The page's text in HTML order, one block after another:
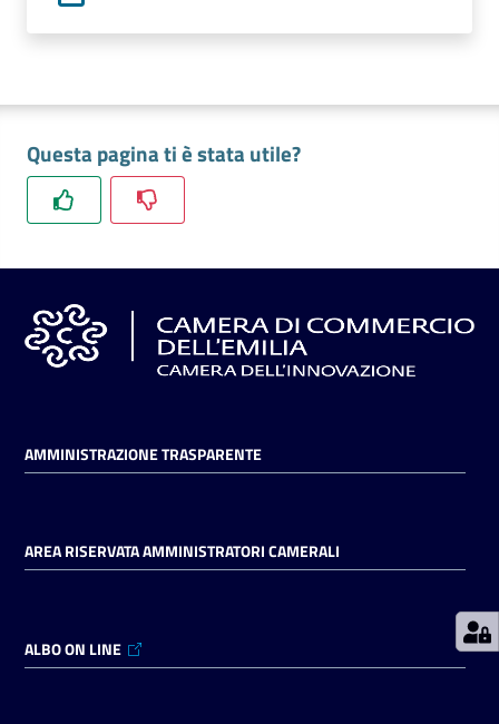
il
L'impresa
in
digitale
Prenotazioni
on line
on line
Accedi
Questa pagina ti è stata utile?
AMMINISTRAZIONE TRASPARENTE
AREA RISERVATA AMMINISTRATORI CAMERALI
ALBO ON LINE